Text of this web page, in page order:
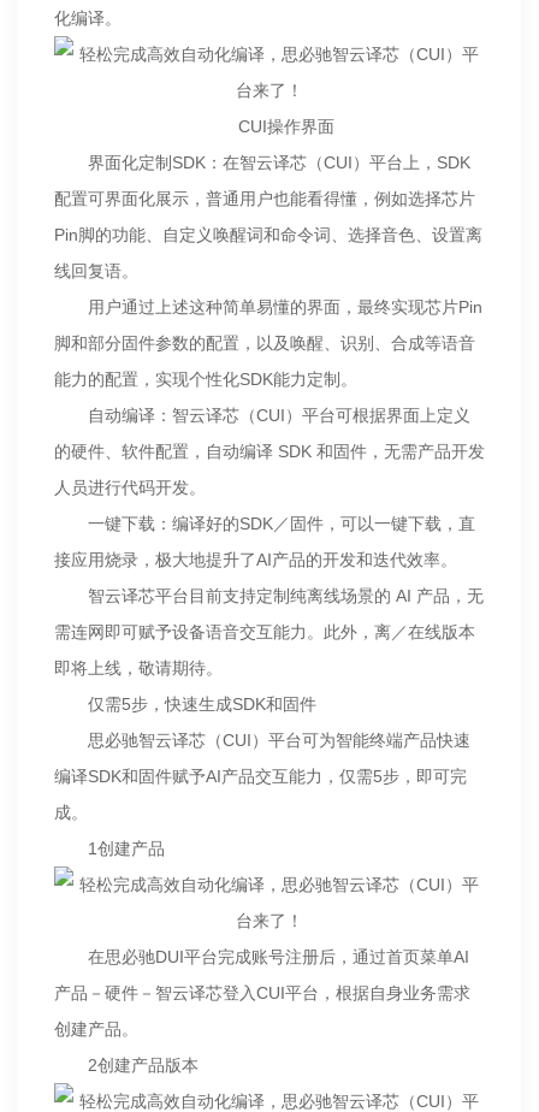
化编译。
CUI操作界面
界面化定制SDK：在智云译芯（CUI）平台上，SDK
配置可界面化展示，普通用户也能看得懂，例如选择芯片
Pin脚的功能、自定义唤醒词和命令词、选择音色、设置离
线回复语。
用户通过上述这种简单易懂的界面，最终实现芯片Pin
脚和部分固件参数的配置，以及唤醒、识别、合成等语音
能力的配置，实现个性化SDK能力定制。
自动编译：智云译芯（CUI）平台可根据界面上定义
的硬件、软件配置，自动编译 SDK 和固件，无需产品开发
人员进行代码开发。
一键下载：编译好的SDK／固件，可以一键下载，直
接应用烧录，极大地提升了AI产品的开发和迭代效率。
智云译芯平台目前支持定制纯离线场景的 AI 产品，无
需连网即可赋予设备语音交互能力。此外，离／在线版本
即将上线，敬请期待。
仅需5步，快速生成SDK和固件
思必驰智云译芯（CUI）平台可为智能终端产品快速
编译SDK和固件赋予AI产品交互能力，仅需5步，即可完
成。
1创建产品
在思必驰DUI平台完成账号注册后，通过首页菜单AI
产品－硬件－智云译芯登入CUI平台，根据自身业务需求
创建产品。
2创建产品版本